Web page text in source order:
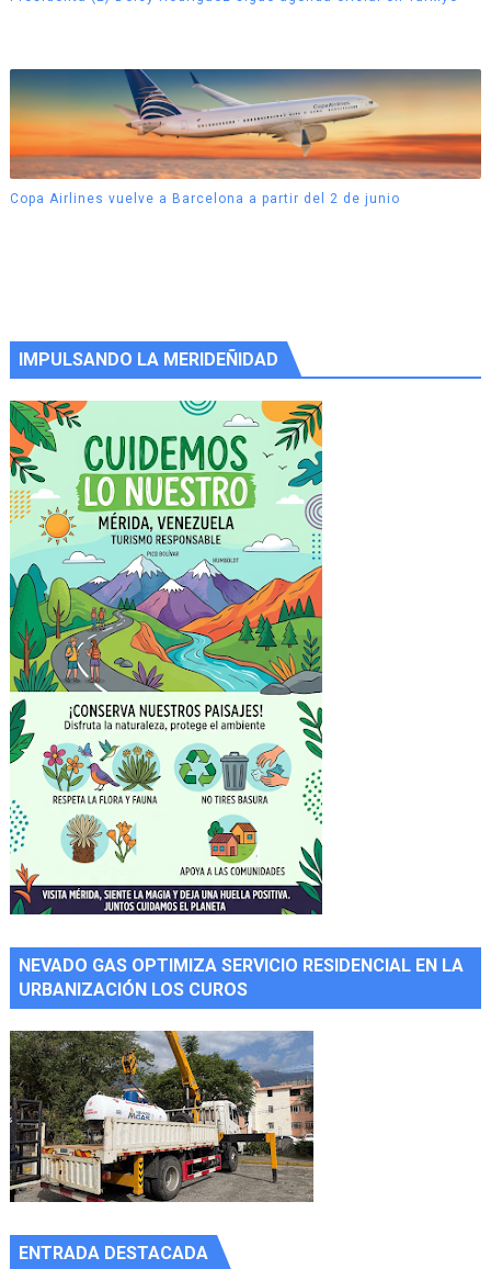
Copa Airlines vuelve a Barcelona a partir del 2 de junio
IMPULSANDO LA MERIDEÑIDAD
NEVADO GAS OPTIMIZA SERVICIO RESIDENCIAL EN LA
URBANIZACIÓN LOS CUROS
ENTRADA DESTACADA